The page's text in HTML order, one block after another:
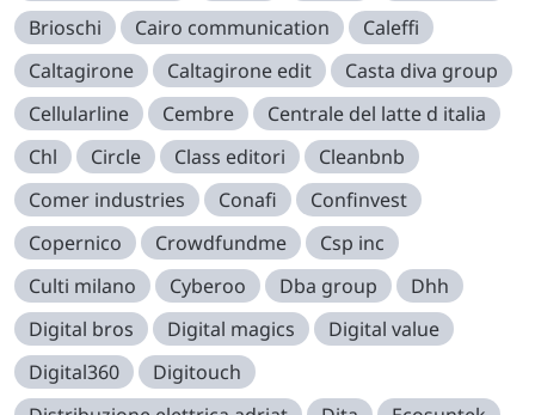
Brioschi
Cairo communication
Caleffi
Caltagirone
Caltagirone edit
Casta diva group
Cellularline
Cembre
Centrale del latte d italia
Chl
Circle Class editori
Cleanbnb
Comer industries
Conafi
Confinvest
Copernico
Crowdfundme
Csp inc
Culti milano
Cyberoo Dba group
Dhh
Digital bros
Digital magics
Digital value
Digital360
Digitouch